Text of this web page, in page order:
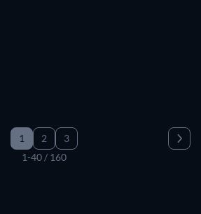
1 2
3
1-40 / 160